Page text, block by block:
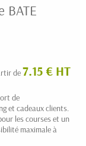
BATE
de7.15 € HT
de
et cadeaux clients.
les courses et un
maximale à